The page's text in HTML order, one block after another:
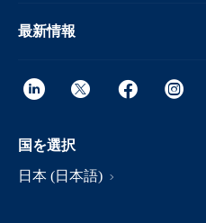
最新情報
国を選択
日本 (日本語)